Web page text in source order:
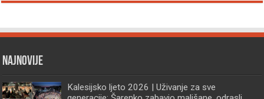
Najnovije
Kalesijsko ljeto 2026 | Uživanje za sve